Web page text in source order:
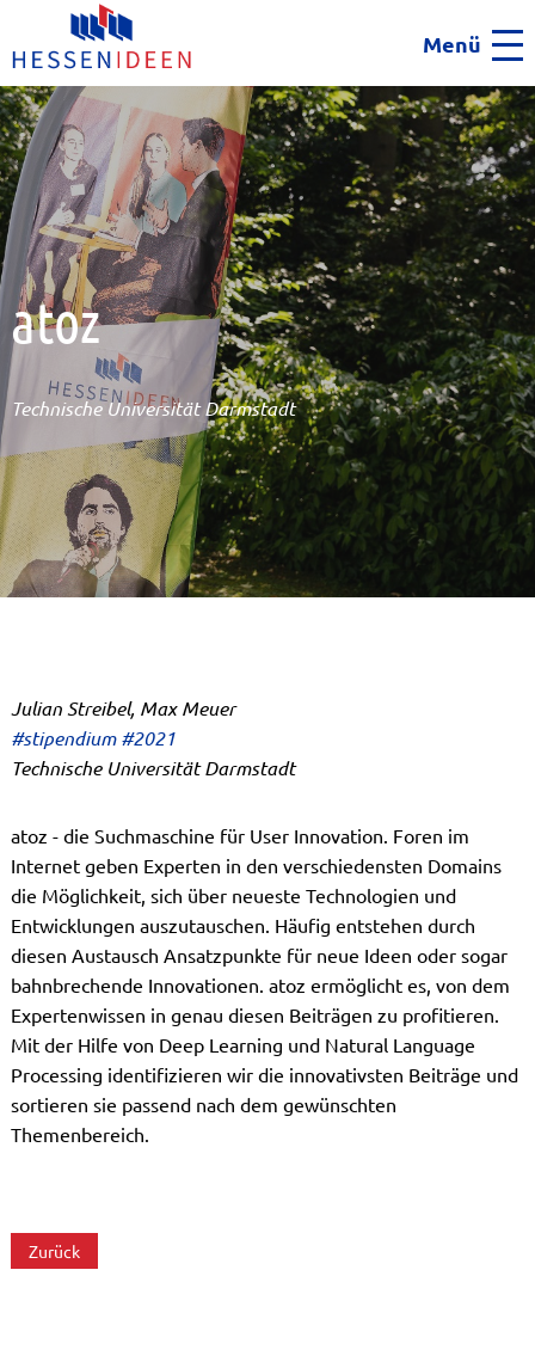
Menü
atoz
Technische Universität Darmstadt
Julian Streibel, Max Meuer
#stipendium #2021
Technische Universität Darmstadt
atoz - die Suchmaschine für User Innovation. Foren im
Internet geben Experten in den verschiedensten Domains
die Möglichkeit, sich über neueste Technologien und
Entwicklungen auszutauschen. Häufig entstehen durch
diesen Austausch Ansatzpunkte für neue Ideen oder sogar
bahnbrechende Innovationen. atoz ermöglicht es, von dem
Expertenwissen in genau diesen Beiträgen zu profitieren.
Mit der Hilfe von Deep Learning und Natural Language
Processing identifizieren wir die innovativsten Beiträge und
sortieren sie passend nach dem gewünschten
Themenbereich.
Zurück